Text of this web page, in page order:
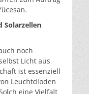
Solarzellen
noch
Licht aus
ist essenziell
Leuchtdioden
eine Vielfalt